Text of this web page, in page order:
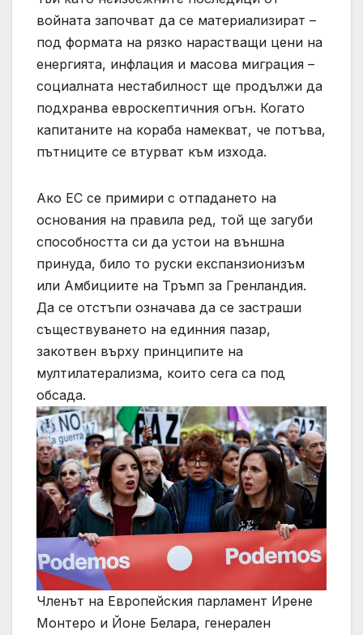
войната започват да се материализират –
под формата на рязко нарастващи цени на
енергията, инфлация и масова миграция –
социалната нестабилност ще продължи да
подхранва евроскептичния огън. Когато
капитаните на кораба намекват, че потъва,
пътниците се втурват към изхода.
Ако ЕС се примири с отпадането на
основания на правила ред, той ще загуби
способността си да устои на външна
принуда, било то руски експанзионизъм
или Амбициите на Тръмп за Гренландия.
Да се ​​отстъпи означава да се застраши
съществуването на единния пазар,
закотвен върху принципите на
мултилатерализма, които сега са под
обсада.
Членът на Европейския парламент Ирене
Монтеро и Йоне Белара, генерален